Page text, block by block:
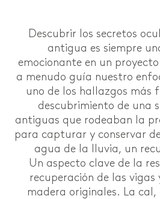
Descubrir los secretos
antigua es siempre
emocionante en un
a menudo guía nuestro
uno de los hallazgos más
descubrimiento de una
antiguas que rodeaban la
para capturar y conservar
agua de la lluvia, un
Un aspecto clave de la
recuperación de las
madera originales. La cal,